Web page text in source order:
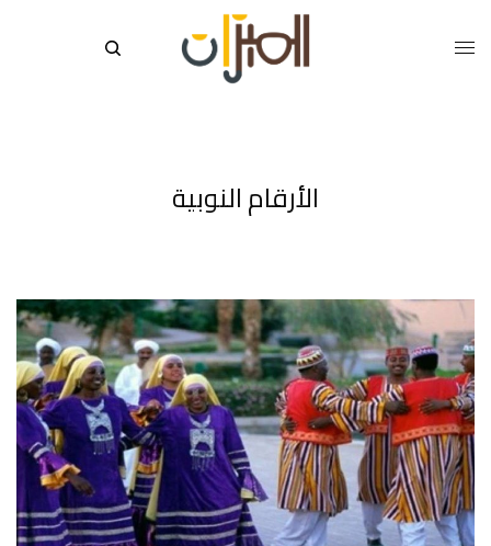
الأرقام النوبية